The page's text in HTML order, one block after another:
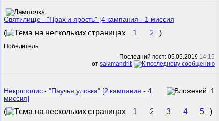
Святилище - "Прах и ярость" [4 кампания - 1 миссия]
( 1 2 )
Победитель
Последний пост: 05.05.2019 14:15
от salamandrik
Некрополис - "Паучья уловка" [2 кампания - 4
миссия]
( 1 2 3 4 5 )